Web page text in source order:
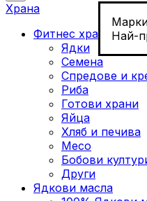
Най-
Храна
Фитнес храна
Ядки
Семена
Спредове и
Риба
Готови храни
Яйца
Хляб и печива
Месо
Бобови
Други
Ядкови масла